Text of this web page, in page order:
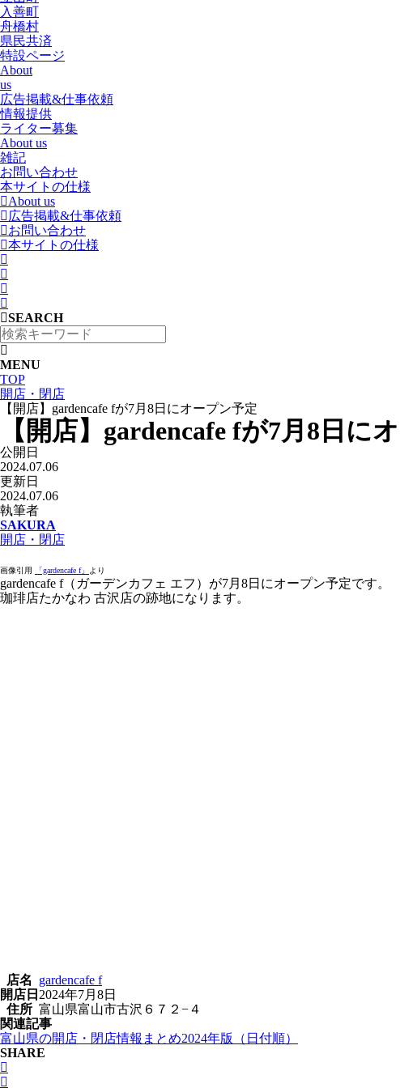
入善町
舟橋村
県民共済
特設ページ
About
us
広告掲載&仕事依頼
情報提供
ライター募集
About us
雑記
お問い合わせ
本サイトの仕様
About us
広告掲載&仕事依頼
お問い合わせ
本サイトの仕様
SEARCH
MENU
TOP
開店・閉店
【開店】gardencafe fが7月8日にオープン予定
【開店】gardencafe fが7月8日に
公開日
2024.07.06
更新日
2024.07.06
執筆者
SAKURA
開店・閉店
画像引用 「gardencafe f」 より
gardencafe f（ガーデンカフェ エフ）が7月8日にオープン予定です。
珈琲店たかなわ 古沢店の跡地になります。
店名
gardencafe f
開店日 2024年7月8日
住所 富山県富山市古沢６７２−４
関連記事
富山県の開店・閉店情報まとめ2024年版（日付順）
SHARE